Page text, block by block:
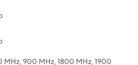
MHz, 900 MHz, 1800 MHz, 1900